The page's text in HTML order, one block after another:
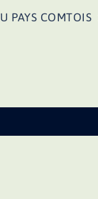
PAYS COMTOIS